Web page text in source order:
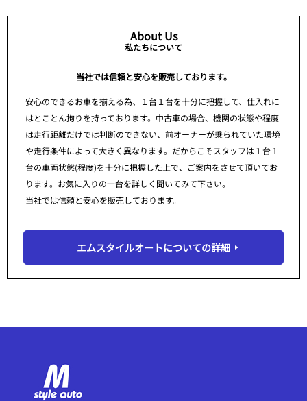
About Us
私たちについて
当社では信頼と安心を販売しております。
安心のできるお車を揃える為、１台１台を十分に把握して、仕入れに
はとことん拘りを持っております。中古車の場合、機関の状態や程度
は走行距離だけでは判断のできない、前オーナーが乗られていた環境
や走行条件によって大きく異なります。だからこそスタッフは１台１
台の車両状態(程度)を十分に把握した上で、ご案内をさせて頂いてお
ります。お気に入りの一台を詳しく聞いてみて下さい。
当社では信頼と安心を販売しております。
エムスタイルオートについての詳細